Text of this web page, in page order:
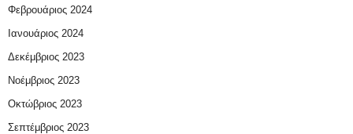
Φεβρουάριος 2024
Ιανουάριος 2024
Δεκέμβριος 2023
Νοέμβριος 2023
Οκτώβριος 2023
Σεπτέμβριος 2023